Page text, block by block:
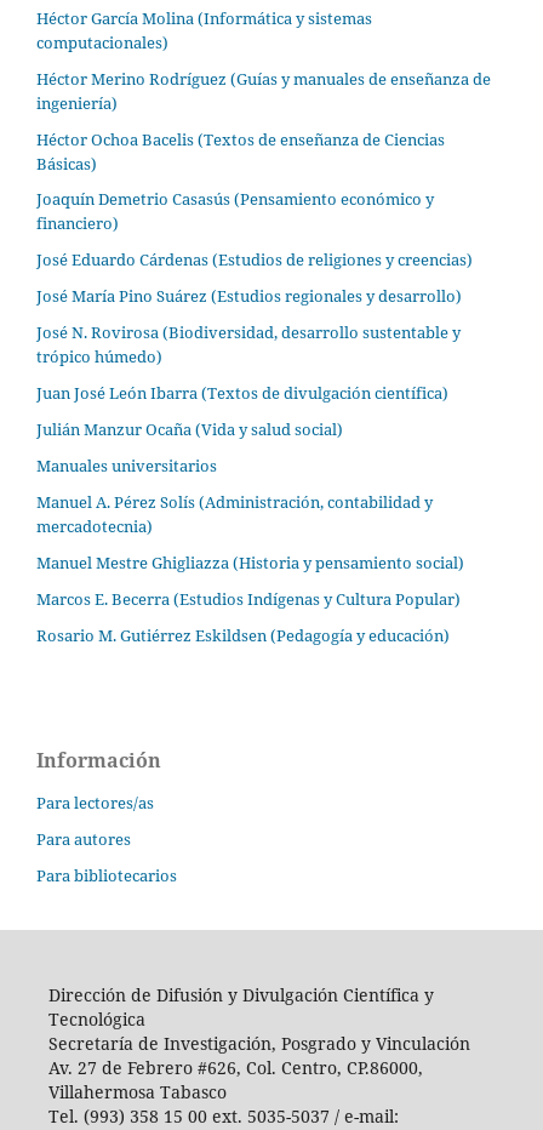
Héctor García Molina (Informática y sistemas
computacionales)
Héctor Merino Rodríguez (Guías y manuales de enseñanza de
ingeniería)
Héctor Ochoa Bacelis (Textos de enseñanza de Ciencias
Básicas)
Joaquín Demetrio Casasús (Pensamiento económico y
financiero)
José Eduardo Cárdenas (Estudios de religiones y creencias)
José María Pino Suárez (Estudios regionales y desarrollo)
José N. Rovirosa (Biodiversidad, desarrollo sustentable y
trópico húmedo)
Juan José León Ibarra (Textos de divulgación científica)
Julián Manzur Ocaña (Vida y salud social)
Manuales universitarios
Manuel A. Pérez Solís (Administración, contabilidad y
mercadotecnia)
Manuel Mestre Ghigliazza (Historia y pensamiento social)
Marcos E. Becerra (Estudios Indígenas y Cultura Popular)
Rosario M. Gutiérrez Eskildsen (Pedagogía y educación)
Información
Para lectores/as
Para autores
Para bibliotecarios
Dirección de Difusión y Divulgación Científica y
Tecnológica
Secretaría de Investigación, Posgrado y Vinculación
Av. 27 de Febrero #626, Col. Centro, CP.86000,
Villahermosa Tabasco
Tel. (993) 358 15 00 ext. 5035-5037 / e-mail: